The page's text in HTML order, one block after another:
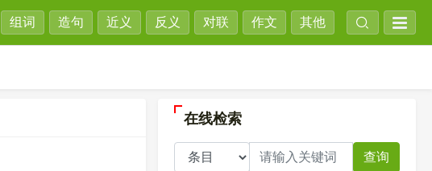
组词 造句 近义 反义 对联 作文 其他
在线检索
查询